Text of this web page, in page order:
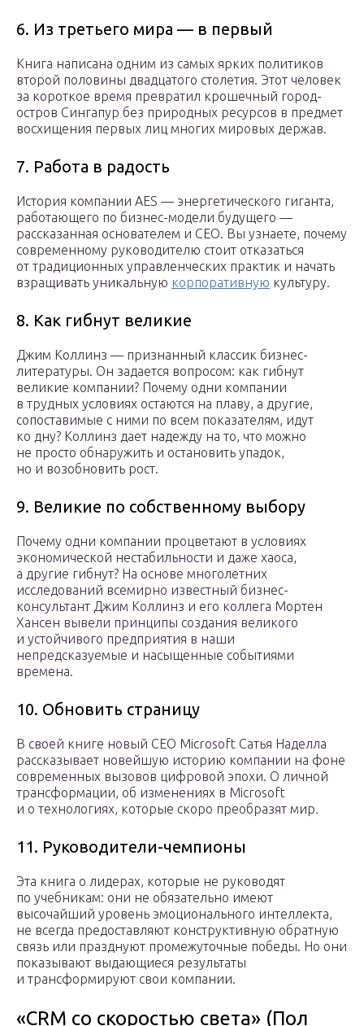
6. Из третьего мира — в первый
Книга написана одним из самых ярких политиков
второй половины двадцатого столетия. Этот человек
за короткое время превратил крошечный город-
остров Сингапур без природных ресурсов в предмет
восхищения первых лиц многих мировых держав.
7. Работа в радость
История компании AES — энергетического гиганта,
работающего по бизнес-модели будущего —
рассказанная основателем и CEO. Вы узнаете, почему
современному руководителю стоит отказаться
от традиционных управленческих практик и начать
взращивать уникальную корпоративную культуру.
8. Как гибнут великие
Джим Коллинз — признанный классик бизнес-
литературы. Он задается вопросом: как гибнут
великие компании? Почему одни компании
в трудных условиях остаются на плаву, а другие,
сопоставимые с ними по всем показателям, идут
ко дну? Коллинз дает надежду на то, что можно
не просто обнаружить и остановить упадок,
но и возобновить рост.
9. Великие по собственному выбору
Почему одни компании процветают в условиях
экономической нестабильности и даже хаоса,
а другие гибнут? На основе многолетних
исследований всемирно известный бизнес-
консультант Джим Коллинз и его коллега Мортен
Хансен вывели принципы создания великого
и устойчивого предприятия в наши
непредсказуемые и насыщенные событиями
времена.
10. Обновить страницу
В своей книге новый CEO Microsoft Сатья Наделла
рассказывает новейшую историю компании на фоне
современных вызовов цифровой эпохи. О личной
трансформации, об изменениях в Microsoft
и о технологиях, которые скоро преобразят мир.
11. Руководители-чемпионы
Эта книга о лидерах, которые не руководят
по учебникам: они не обязательно имеют
высочайший уровень эмоционального интеллекта,
не всегда предоставляют конструктивную обратную
связь или празднуют промежуточные победы. Но они
показывают выдающиеся результаты
и трансформируют свои компании.
«CRM со скоростью света» (Пол